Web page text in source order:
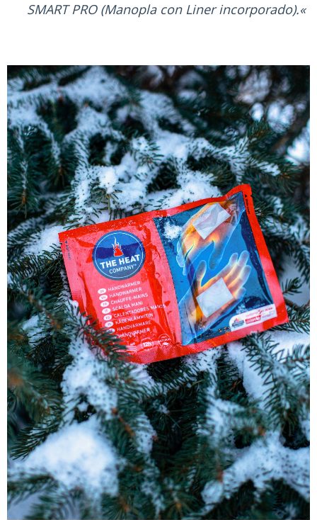
SMART PRO (Manopla con Liner incorporado).